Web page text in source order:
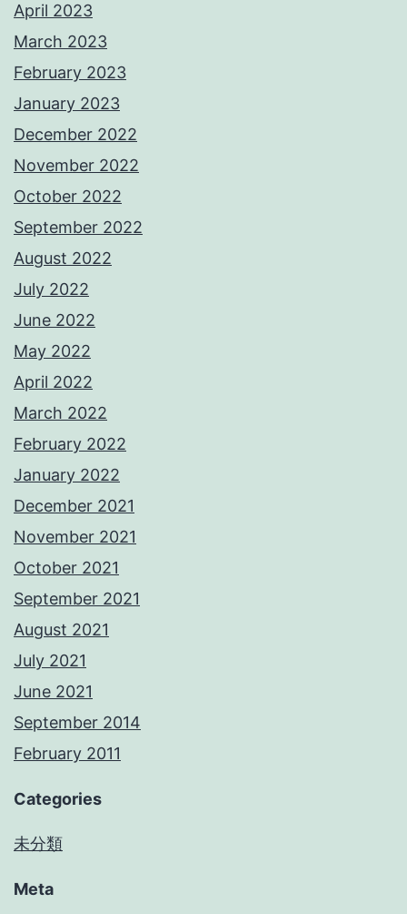
April 2023
March 2023
February 2023
January 2023
December 2022
November 2022
October 2022
September 2022
August 2022
July 2022
June 2022
May 2022
April 2022
March 2022
February 2022
January 2022
December 2021
November 2021
October 2021
September 2021
August 2021
July 2021
June 2021
September 2014
February 2011
Categories
未分類
Meta